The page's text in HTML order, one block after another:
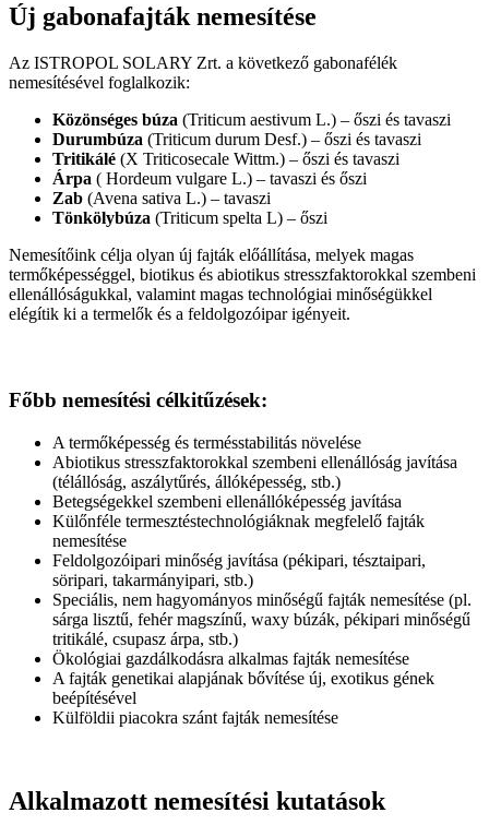
Új gabonafajták nemesítése
Az ISTROPOL SOLARY Zrt. a következő gabonafélék
nemesítésével foglalkozik:
Közönséges búza (Triticum aestivum L.) – őszi és tavaszi
Durumbúza (Triticum durum Desf.) – őszi és tavaszi
Tritikálé (X Triticosecale Wittm.) – őszi és tavaszi
Árpa ( Hordeum vulgare L.) – tavaszi és őszi
Zab (Avena sativa L.) – tavaszi
Tönkölybúza (Triticum spelta L) – őszi
Nemesítőink célja olyan új fajták előállítása, melyek magas
termőképességgel, biotikus és abiotikus stresszfaktorokkal szembeni
ellenállóságukkal, valamint magas technológiai minőségükkel
elégítik ki a termelők és a feldolgozóipar igényeit.
Főbb nemesítési célkitűzések:
A termőképesség és termésstabilitás növelése
Abiotikus stresszfaktorokkal szembeni ellenállóság javítása
(télállóság, aszálytűrés, állóképesség, stb.)
Betegségekkel szembeni ellenállóképesség javítása
Külőnféle termesztéstechnológiáknak megfelelő fajták
nemesítése
Feldolgozóipari minőség javítása (pékipari, tésztaipari,
söripari, takarmányipari, stb.)
Speciális, nem hagyományos minőségű fajták nemesítése (pl.
sárga lisztű, fehér magszínű, waxy búzák, pékipari minőségű
tritikálé, csupasz árpa, stb.)
Ökológiai gazdálkodásra alkalmas fajták nemesítése
A fajták genetikai alapjának bővítése új, exotikus gének
beépítésével
Külföldii piacokra szánt fajták nemesítése
Alkalmazott nemesítési kutatások